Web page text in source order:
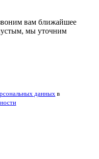
вам ближайшее
мы уточним
данных в